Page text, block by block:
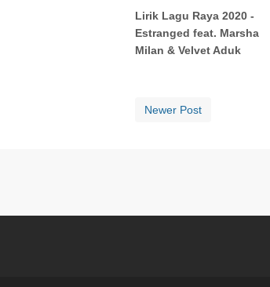
Lirik Lagu Raya 2020 -
Estranged feat. Marsha
Milan & Velvet Aduk
Newer Post